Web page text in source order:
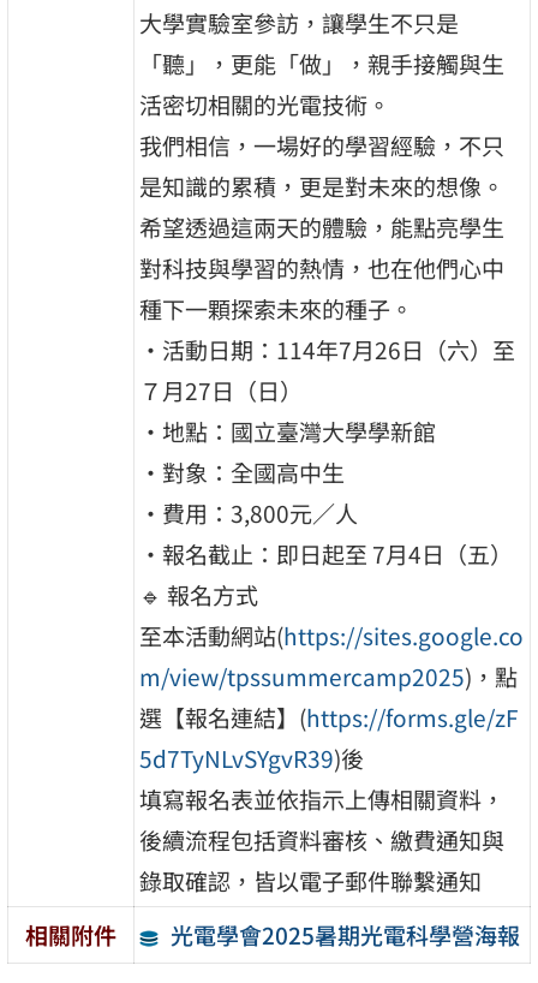
大學實驗室參訪，讓學生不只是
「聽」，更能「做」，親手接觸與生
活密切相關的光電技術。
我們相信，一場好的學習經驗，不只
是知識的累積，更是對未來的想像。
希望透過這兩天的體驗，能點亮學生
對科技與學習的熱情，也在他們心中
種下一顆探索未來的種子。
•活動日期：114年7月26日（六）至
７月27日（日）
•地點：國立臺灣大學學新館
•對象：全國高中生
•費用：3,800元／人
•報名截止：即日起至 7月4日（五）
🔹 報名方式
至本活動網站(https://sites.google.co
m/view/tpssummercamp2025)，點
選【報名連結】(https://forms.gle/zF
5d7TyNLvSYgvR39)後
填寫報名表並依指示上傳相關資料，
後續流程包括資料審核、繳費通知與
錄取確認，皆以電子郵件聯繫通知
相關附件
光電學會2025暑期光電科學營海報